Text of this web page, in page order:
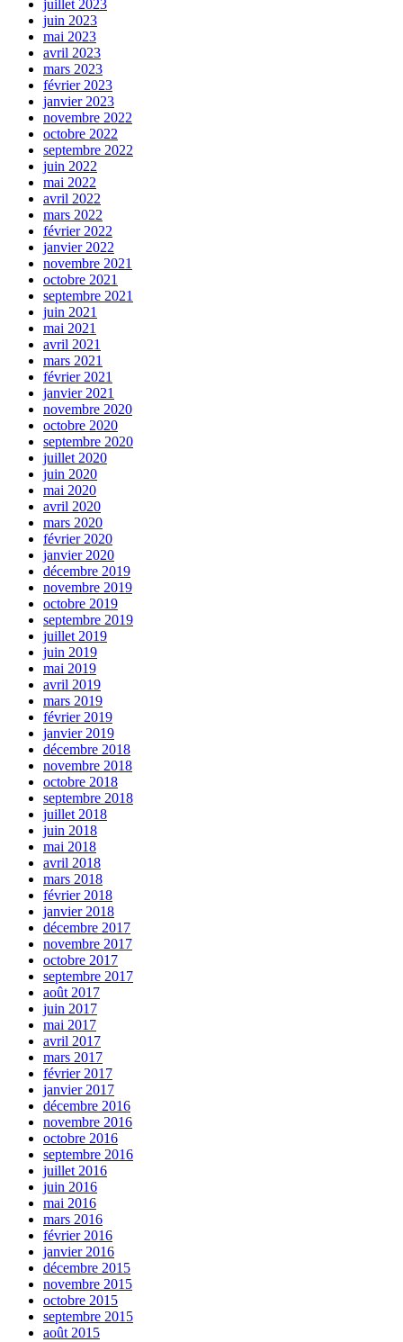
juillet 2023
juin 2023
mai 2023
avril 2023
mars 2023
février 2023
janvier 2023
novembre 2022
octobre 2022
septembre 2022
juin 2022
mai 2022
avril 2022
mars 2022
février 2022
janvier 2022
novembre 2021
octobre 2021
septembre 2021
juin 2021
mai 2021
avril 2021
mars 2021
février 2021
janvier 2021
novembre 2020
octobre 2020
septembre 2020
juillet 2020
juin 2020
mai 2020
avril 2020
mars 2020
février 2020
janvier 2020
décembre 2019
novembre 2019
octobre 2019
septembre 2019
juillet 2019
juin 2019
mai 2019
avril 2019
mars 2019
février 2019
janvier 2019
décembre 2018
novembre 2018
octobre 2018
septembre 2018
juillet 2018
juin 2018
mai 2018
avril 2018
mars 2018
février 2018
janvier 2018
décembre 2017
novembre 2017
octobre 2017
septembre 2017
août 2017
juin 2017
mai 2017
avril 2017
mars 2017
février 2017
janvier 2017
décembre 2016
novembre 2016
octobre 2016
septembre 2016
juillet 2016
juin 2016
mai 2016
mars 2016
février 2016
janvier 2016
décembre 2015
novembre 2015
octobre 2015
septembre 2015
août 2015